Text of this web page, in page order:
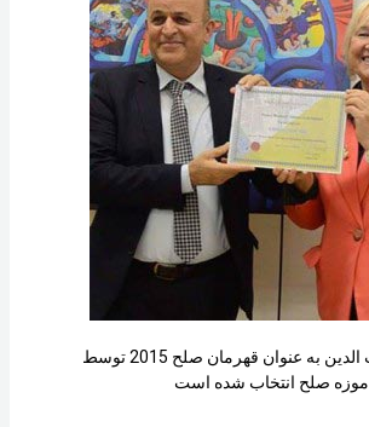
آقای میر غوث الدین به عنوان قهرمان صلح 2015 توسط
موزه صلح انتخاب شده است